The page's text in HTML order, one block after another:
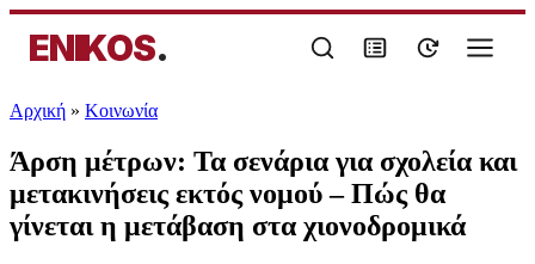
ENIKOS.
Αρχική » Κοινωνία
Άρση μέτρων: Τα σενάρια για σχολεία και
μετακινήσεις εκτός νομού – Πώς θα
γίνεται η μετάβαση στα χιονοδρομικά